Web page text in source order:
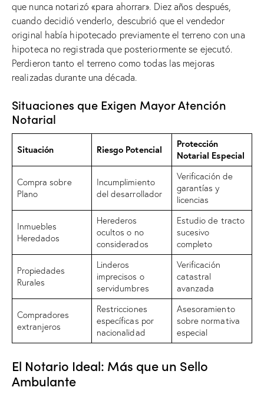
que nunca notarizó «para ahorrar». Diez años después,
cuando decidió venderlo, descubrió que el vendedor
original había hipotecado previamente el terreno con una
hipoteca no registrada que posteriormente se ejecutó.
Perdieron tanto el terreno como todas las mejoras
realizadas durante una década.
Situaciones que Exigen Mayor Atención
Notarial
Situación Riesgo Potencial
Protección
Notarial Especial
Compra sobre
Plano
Incumplimiento
del desarrollador
Verificación de
garantías y
licencias
Inmuebles
Heredados
Herederos
ocultos o no
considerados
Estudio de tracto
sucesivo
completo
Propiedades
Rurales
Linderos
imprecisos o
servidumbres
Verificación
catastral
avanzada
Compradores
extranjeros
Restricciones
específicas por
nacionalidad
Asesoramiento
sobre normativa
especial
El Notario Ideal: Más que un Sello
Ambulante